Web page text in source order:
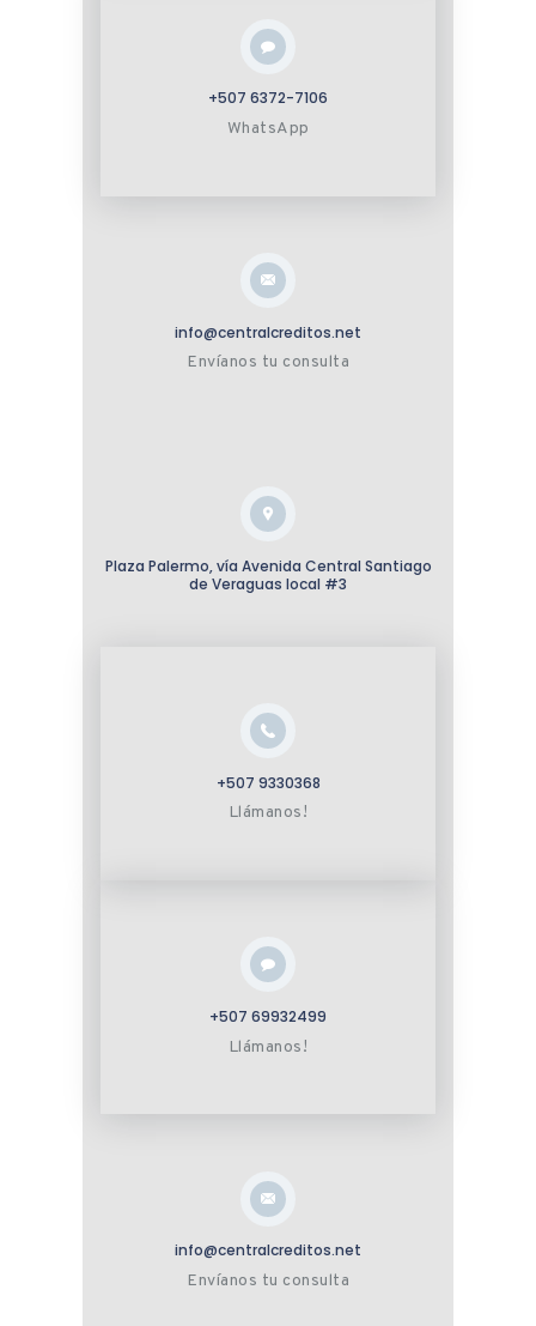
+507 6372-7106
WhatsApp
info@centralcreditos.net
Envíanos tu consulta
Plaza Palermo, vía Avenida Central Santiago
de Veraguas local #3
+507 9330368
Llámanos!
+507 69932499
Llámanos!
info@centralcreditos.net
Envíanos tu consulta